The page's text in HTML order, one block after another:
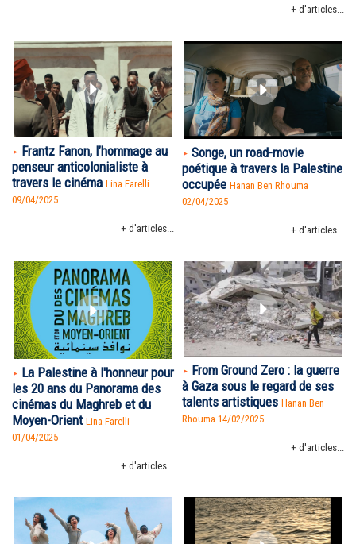
+ d'articles...
Frantz Fanon, l’hommage au
penseur anticolonialiste à
travers le cinéma Lina Farelli
09/04/2025
+ d'articles...
Songe, un road-movie
poétique à travers la Palestine
occupée Hanan Ben Rhouma
02/04/2025
+ d'articles...
La Palestine à l'honneur pour
les 20 ans du Panorama des
cinémas du Maghreb et du
Moyen-Orient Lina Farelli
01/04/2025
+ d'articles...
From Ground Zero : la guerre
à Gaza sous le regard de ses
talents artistiques Hanan Ben
Rhouma 14/02/2025
+ d'articles...